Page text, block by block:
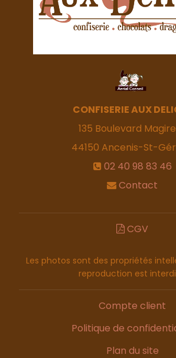
CONFISERIE AUX
135 Boulevard
44150 Ancenis-St-
02 40 98 83 46
Contact
CGV
Les photos sont des propriétés
reproduction est
Compte client
Politique de
Plan du site